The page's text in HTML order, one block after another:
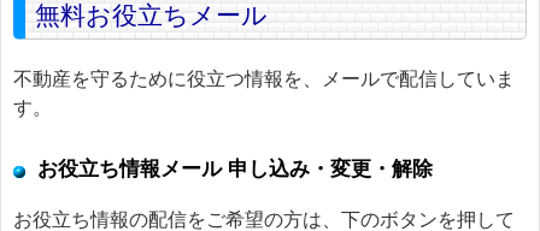
無料お役立ちメール
不動産を守るために役立つ情報を、メールで配信していま
す。
お役立ち情報メール 申し込み・変更・解除
お役立ち情報の配信をご希望の方は、下のボタンを押して